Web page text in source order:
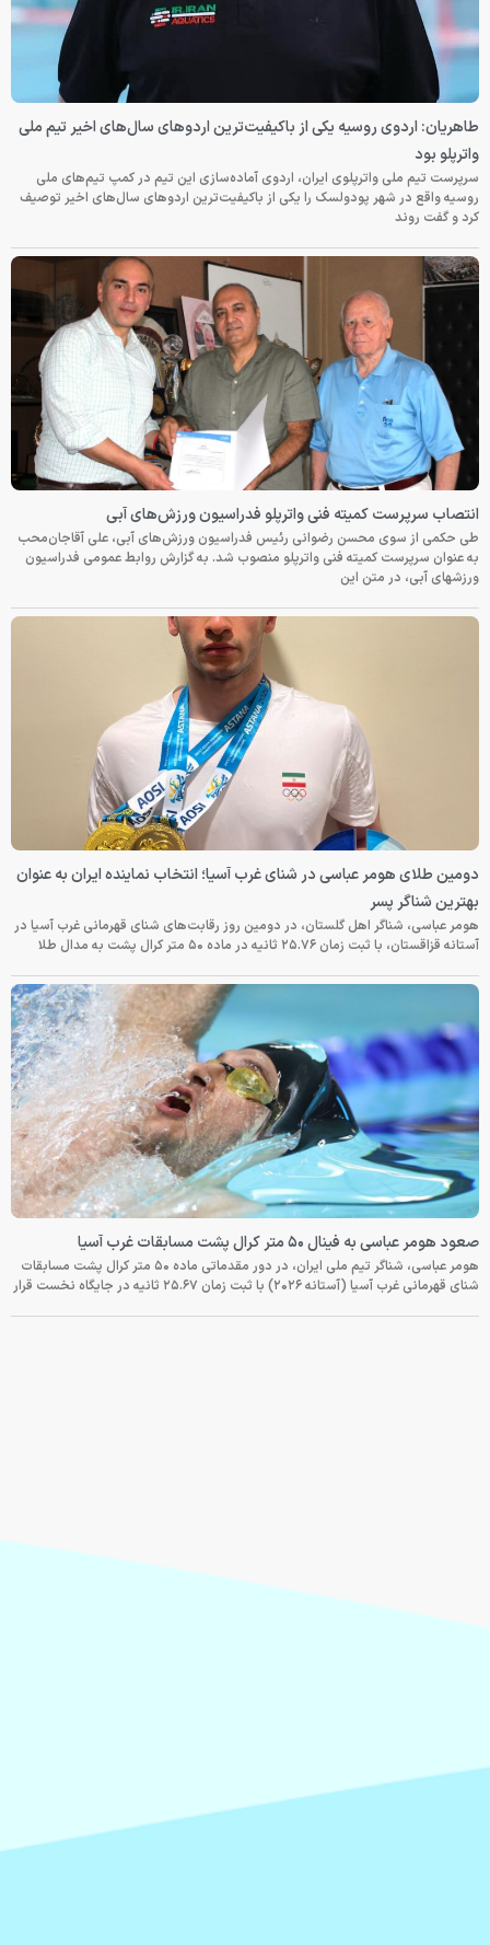
طاهریان: اردوی روسیه یکی از باکیفیت‌ترین اردوهای سال‌های اخیر تیم ملی
واترپلو بود
سرپرست تیم ملی واترپلوی ایران، اردوی آماده‌سازی این تیم در کمپ تیم‌های ملی
روسیه واقع در شهر پودولسک را یکی از باکیفیت‌ترین اردوهای سال‌های اخیر توصیف
کرد و گفت روند
انتصاب سرپرست کمیته فنی واترپلو فدراسیون ورزش‌های آبی
طی حکمی از سوی محسن رضوانی رئیس فدراسیون ورزش‌های آبی، علی آقاجان‌محب
به عنوان سرپرست کمیته فنی واترپلو منصوب شد. به گزارش روابط عمومی فدراسیون
ورزشهای آبی، در متن این
دومین طلای هومر عباسی در شنای غرب آسیا؛ انتخاب نماینده ایران به عنوان
بهترین شناگر پسر
هومر عباسی، شناگر اهل گلستان، در دومین روز رقابت‌های شنای قهرمانی غرب آسیا در
آستانه قزاقستان، با ثبت زمان ۲۵.۷۶ ثانیه در ماده ۵۰ متر کرال پشت به مدال طلا
صعود هومر عباسی به فینال ۵۰ متر کرال پشت مسابقات غرب آسیا
هومر عباسی، شناگر تیم ملی ایران، در دور مقدماتی ماده ۵۰ متر کرال پشت مسابقات
شنای قهرمانی غرب آسیا (آستانه ۲۰۲۶) با ثبت زمان ۲۵.۶۷ ثانیه در جایگاه نخست قرار